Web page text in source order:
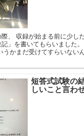
、 収録が始まる前に少し
」を書いてもらいました
うかまだ受けてすらいない
短答式試験の
しいこと言わ